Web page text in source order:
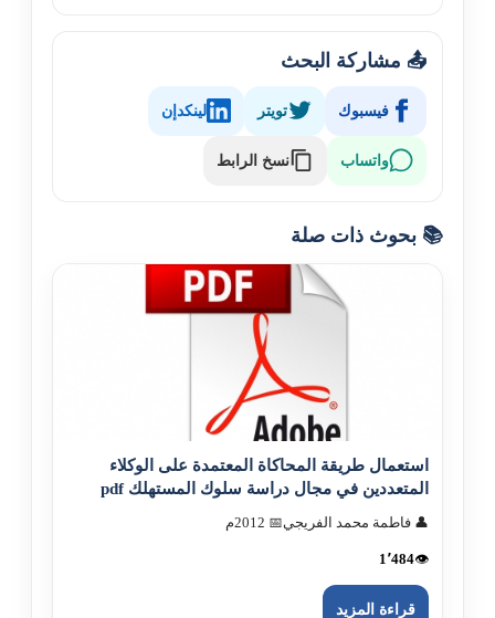
📤 مشاركة البحث
فيسبوك تويتر لينكدإن
واتساب نسخ الرابط
📚 بحوث ذات صلة
استعمال طريقة المحاكاة المعتمدة على الوكلاء
المتعددين في مجال دراسة سلوك المستهلك pdf
👤 فاطمة محمد الفريجي📅 2012م
👁️1٬484
قراءة المزيد